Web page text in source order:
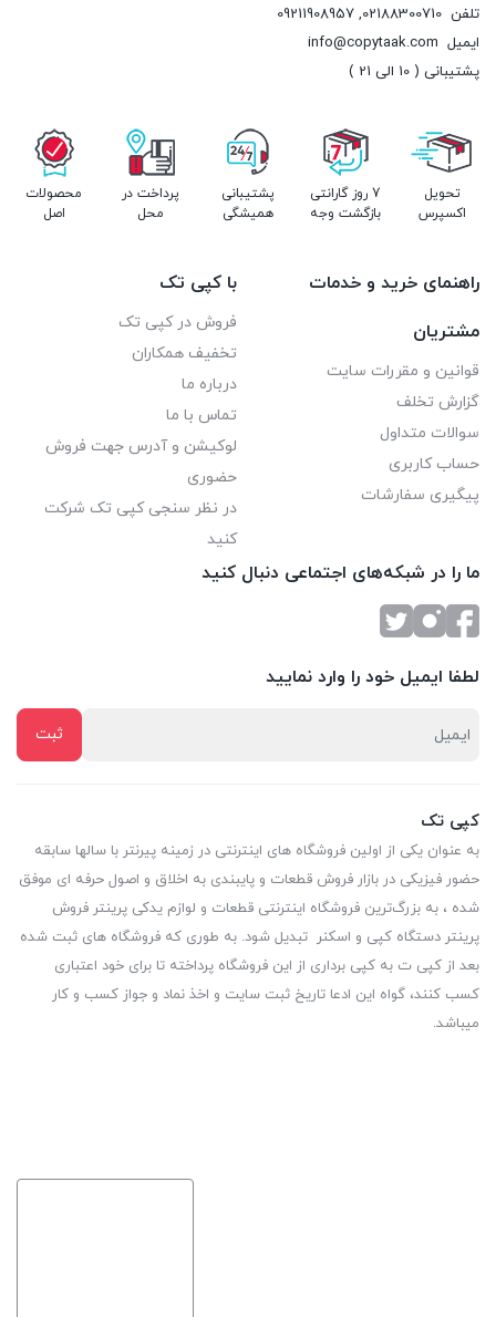
تلفن 02188300710
,
09211908957
ایمیل info@copytaak.com
پشتیبانی ( 10 الی 21 )
تحویل
اکسپرس
7 روز گارانتی
بازگشت وجه
پشتیبانی
همیشگی
پرداخت در
محل
محصولات
اصل
راهنمای خرید و خدمات
مشتریان
قوانین و مقررات سایت
گزارش تخلف
سوالات متداول
حساب کاربری
پیگیری سفارشات
با کپی تک
فروش در کپی تک
تخفیف همکاران
درباره ما
تماس با ما
لوکیشن و آدرس جهت فروش
حضوری
در نظر سنجی کپی تک شرکت
کنید
ما را در شبکه‌های اجتماعی دنبال کنید
لطفا ایمیل خود را وارد نمایید
کپی تک
به عنوان یکی از اولین فروشگاه های اینترنتی در زمینه پیرنتر با سالها سابقه
حضور فیزیکی در بازار فروش قطعات و پایبندی به اخلاق و اصول حرفه ای موفق
شده ، به بزرگ‌ترین فروشگاه اینترنتی قطعات و لوازم یدکی پرینتر فروش
پرینتر دستگاه کپی و اسکنر تبدیل شود. به طوری که فروشگاه های ثبت شده
بعد از کپی ت به کپی برداری از این فروشگاه پرداخته تا برای خود اعتباری
کسب کنند، گواه این ادعا تاریخ ثبت سایت و اخذ نماد و جواز کسب و کار
میباشد.